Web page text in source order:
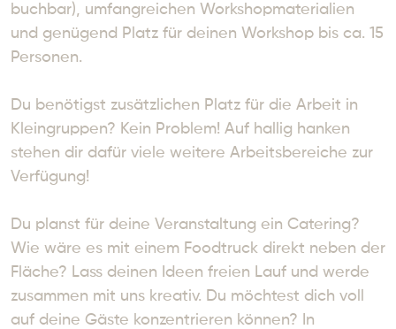
buchbar), umfangreichen Workshopmaterialien
und genügend Platz für deinen Workshop bis ca. 15
Personen.
Du benötigst zusätzlichen Platz für die Arbeit in
Kleingruppen? Kein Problem! Auf hallig hanken
stehen dir dafür viele weitere Arbeitsbereiche zur
Verfügung!
Du planst für deine Veranstaltung ein Catering?
Wie wäre es mit einem Foodtruck direkt neben der
Fläche? Lass deinen Ideen freien Lauf und werde
zusammen mit uns kreativ. Du möchtest dich voll
auf deine Gäste konzentrieren können? In